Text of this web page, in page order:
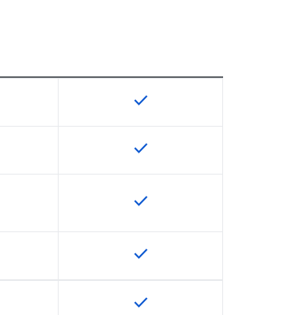
다.
은 SKU에서 사용할 수 있습니다.이 기능은 SKU에서 사용할
check
다.
은 SKU에서 사용할 수 있습니다.이 기능은 SKU에서 사용할
check
다.
은 SKU에서 사용할 수 있습니다.이 기능은 SKU에서 사용할
check
다.
은 SKU에서 사용할 수 있습니다.이 기능은 SKU에서 사용할
check
다.
은 SKU에서 사용할 수 있습니다.이 기능은 SKU에서 사용할
check